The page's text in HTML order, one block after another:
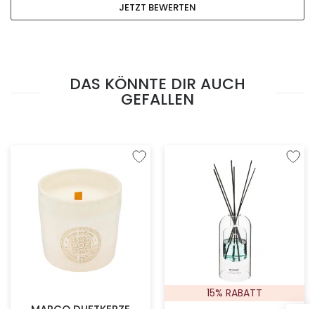
JETZT BEWERTEN
DAS KÖNNTE DIR AUCH
GEFALLEN
Zur Wunschliste hinzufügen Zur
15% RABATT